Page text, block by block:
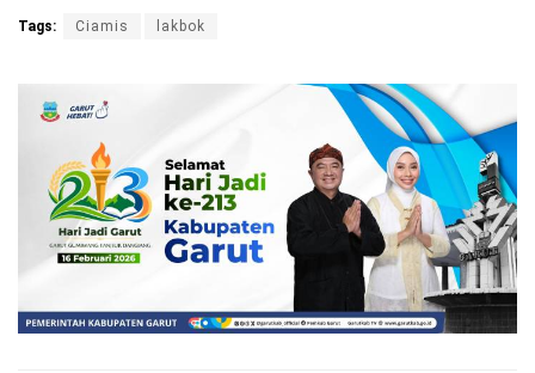
Tags: Ciamis lakbok